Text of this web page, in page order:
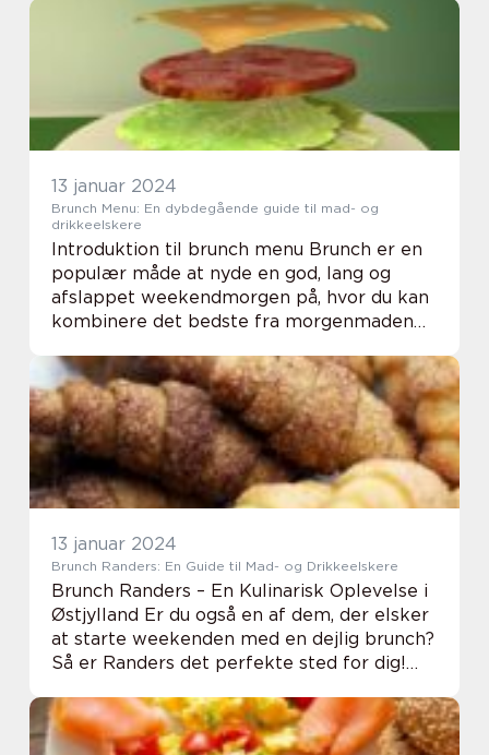
fusioner af smagsoplevelser. I denne artikel
13 januar 2024
Brunch Menu: En dybdegående guide til mad- og
drikkeelskere
Introduktion til brunch menu Brunch er en
populær måde at nyde en god, lang og
afslappet weekendmorgen på, hvor du kan
kombinere det bedste fra morgenmaden
sammensætning af mad- og drikkevarer,
der tilbyder n...
13 januar 2024
Brunch Randers: En Guide til Mad- og Drikkeelskere
Brunch Randers – En Kulinarisk Oplevelse i
Østjylland Er du også en af dem, der elsker
at starte weekenden med en dejlig brunch?
Så er Randers det perfekte sted for dig!
nye brunchsteder, eller bare bes...